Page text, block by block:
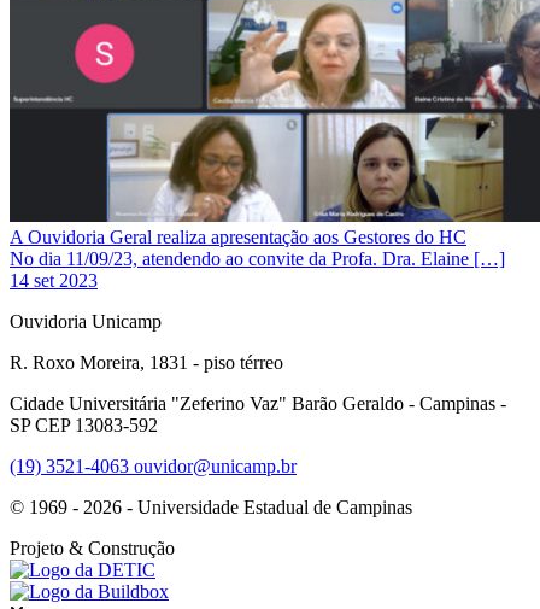
A Ouvidoria Geral realiza apresentação aos Gestores do HC
No dia 11/09/23, atendendo ao convite da Profa. Dra. Elaine […]
14 set 2023
Ouvidoria Unicamp
R. Roxo Moreira, 1831 - piso térreo
Cidade Universitária "Zeferino Vaz" Barão Geraldo - Campinas -
SP CEP 13083-592
(19) 3521-4063 ouvidor@unicamp.br
© 1969 - 2026 - Universidade Estadual de Campinas
Projeto & Construção